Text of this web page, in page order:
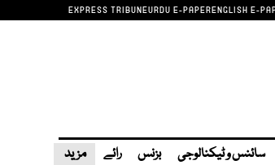
EXPRESS TRIBUNEURDU E-PAPERENGLISH E-
سائنس و ٹیکنالوجی بزنس رائے مزید